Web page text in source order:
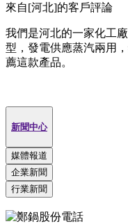
來自[河北]的客戶評論
我們是河北的一家化工
型，發電供應蒸汽兩用
薦這款產品。
新聞中心
媒體報道
企業新聞
行業新聞